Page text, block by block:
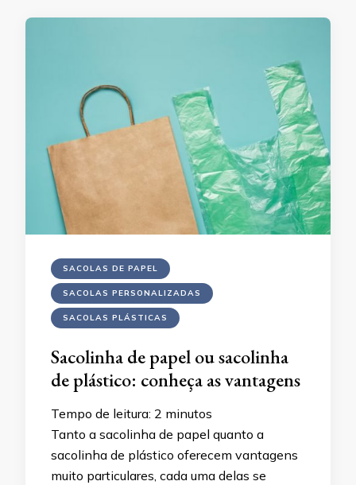
SACOLAS DE PAPEL
SACOLAS PERSONALIZADAS
SACOLAS PLÁSTICAS
Sacolinha de papel ou sacolinha
de plástico: conheça as vantagens
Tempo de leitura: 2 minutos
Tanto a sacolinha de papel quanto a
sacolinha de plástico oferecem vantagens
muito particulares, cada uma delas se